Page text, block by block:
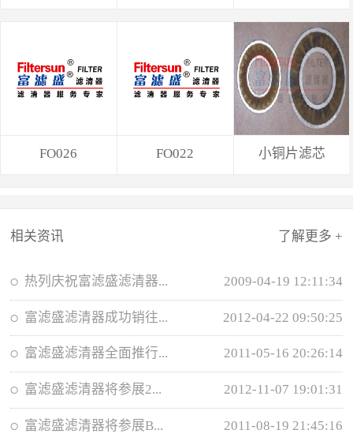
FO026 FO022 小铜片滤芯
相关资讯 了解更多 +
热列庆祝富滤盛滤清器... 2009-04-19 12:11:34
富滤盛滤清器成功销往... 2012-04-22 09:50:25
富滤盛滤清器全面推行... 2011-05-16 20:26:14
富滤盛滤清器将参展2... 2012-11-07 19:01:31
富滤盛滤清器将参展B... 2011-08-19 21:45:16